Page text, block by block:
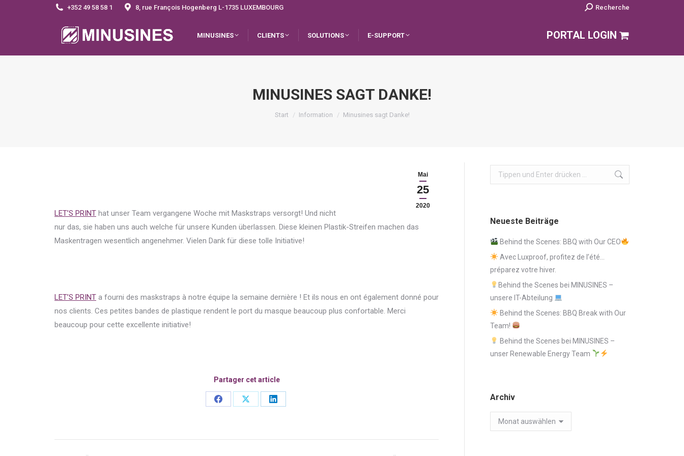
+352 49 58 58 1 8, rue François Hogenberg L-1735 LUXEMBOURG Search:Recherche
MINUSINES CLIENTS SOLUTIONS E-SUPPORT PORTAL LOGIN
MINUSINES SAGT DANKE!
Sie befinden sich hier:
Start Information Minusines sagt Danke!
Mai
25
2020
LET’S PRINT hat unser Team vergangene Woche mit Maskstraps versorgt! Und nicht
nur das, sie haben uns auch welche für unsere Kunden überlassen. Diese kleinen Plastik-Streifen machen das
Maskentragen wesentlich angenehmer. Vielen Dank für diese tolle Initiative!
LET’S PRINT a fourni des maskstraps à notre équipe la semaine dernière ! Et ils nous en ont également donné pour
nos clients. Ces petites bandes de plastique rendent le port du masque beaucoup plus confortable. Merci
beaucoup pour cette excellente initiative!
Partager cet article
Share
Share
Share
Kommentarnavigation
Search:
Neueste Beiträge
Behind the Scenes: BBQ with Our CEO
Avec Luxproof, profitez de l’été…
préparez votre hiver.
Behind the Scenes bei MINUSINES –
unsere IT-Abteilung
Behind the Scenes: BBQ Break with Our
Team!
Behind the Scenes bei MINUSINES –
unser Renewable Energy Team
Archiv
Archiv